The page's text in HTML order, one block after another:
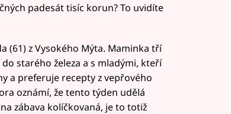
padesát tisíc korun? To uvidíte
(61) z Vysokého Mýta. Maminka tří
starého železa a s mladými, kteří
a preferuje recepty z vepřového
oznámí, že tento týden udělá
zábava kolíčkovaná, je to totiž